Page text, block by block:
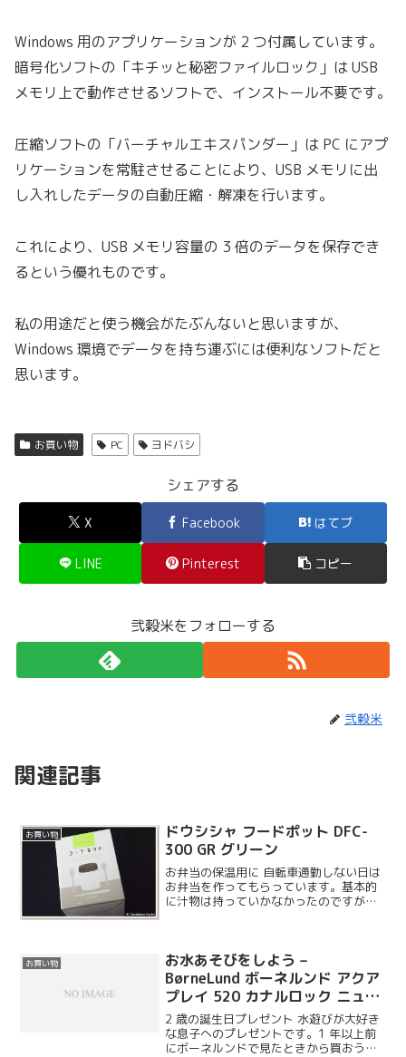
Windows 用のアプリケーションが 2 つ付属しています。
暗号化ソフトの「キチッと秘密ファイルロック」は USB
メモリ上で動作させるソフトで、インストール不要です。
圧縮ソフトの「バーチャルエキスパンダー」は PC にアプ
リケーションを常駐させることにより、USB メモリに出
し入れしたデータの自動圧縮・解凍を行います。
これにより、USB メモリ容量の 3 倍のデータを保存でき
るという優れものです。
私の用途だと使う機会がたぶんないと思いますが、
Windows 環境でデータを持ち運ぶには便利なソフトだと
思います。
お買い物 PC ヨドバシ
シェアする
X Facebook はてブ
LINE Pinterest コピー
弐穀米をフォローする
弐穀米
関連記事
お買い物
ドウシシャ フードポット DFC-
300 GR グリーン
お弁当の保温用に 自転車通勤しない日は
お弁当を作ってもらっています。基本的
に汁物は持っていかなかったのですが、
りますが、いろいろ手広...
お買い物
お水あそびをしよう –
BørneLund ボーネルンド アクア
プレイ 520 カナルロック ニュー
ドックセット
2 歳の誕生日プレゼント 水遊びが大好き
な息子へのプレゼントです。1 年以上前
にボーネルンドで見たときから買おうと